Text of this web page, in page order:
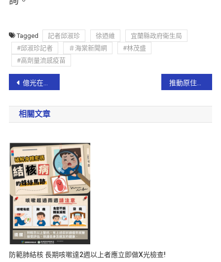
Tagged 記者邱淑珍 徐迺維
宜蘭縣政府衛生局
#邱淑珍記者
＃海棠新聞網
#林茂盛
#高劑量流感疫苗
億光在美國對Lumileds提起LED專利侵權訴訟 推動原住民族文化與綠色旅遊 蘭陽原潮 YiLAN TRAVEL STYLE 成果發表
相關文章
防範肺結核 長期咳嗽達2週以上者應立即做X光檢查!